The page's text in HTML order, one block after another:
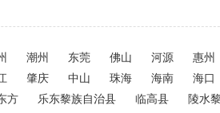
潮州 东莞 佛山 河源
惠州
肇庆 中山 珠海 海南
海口
方 乐东黎族自治县 临高县
陵水